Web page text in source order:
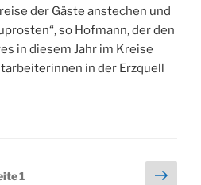
der Gäste anstechen und
so Hofmann, der den
in diesem Jahr im Kreise
in der Erzquell
1